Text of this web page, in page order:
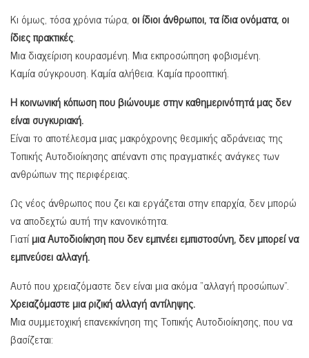
Κι όμως, τόσα χρόνια τώρα, οι ίδιοι άνθρωποι, τα ίδια ονόματα, οι
ίδιες πρακτικές.
Μια διαχείριση κουρασμένη. Μια εκπροσώπηση φοβισμένη.
Καμία σύγκρουση. Καμία αλήθεια. Καμία προοπτική.
Η κοινωνική κόπωση που βιώνουμε στην καθημερινότητά μας δεν
είναι συγκυριακή.
Είναι το αποτέλεσμα μιας μακρόχρονης θεσμικής αδράνειας της
Τοπικής Αυτοδιοίκησης απέναντι στις πραγματικές ανάγκες των
ανθρώπων της περιφέρειας.
Ως νέος άνθρωπος που ζει και εργάζεται στην επαρχία, δεν μπορώ
να αποδεχτώ αυτή την κανονικότητα.
Γιατίμια Αυτοδιοίκηση που δεν εμπνέει εμπιστοσύνη, δεν μπορεί να
εμπνεύσει αλλαγή.
Αυτό που χρειαζόμαστε δεν είναι μια ακόμα “αλλαγή προσώπων”.
Χρειαζόμαστε μια ριζική αλλαγή αντίληψης.
Μια συμμετοχική επανεκκίνηση της Τοπικής Αυτοδιοίκησης, που να
βασίζεται: